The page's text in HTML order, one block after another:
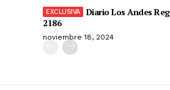
Diario Los Andes
2186
noviembre 18, 2024